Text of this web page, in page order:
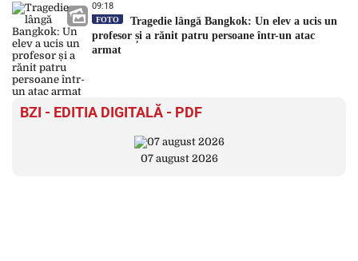
09:18
FOTO
Tragedie lângă Bangkok: Un elev a ucis un
profesor și a rănit patru persoane într-un atac
armat
BZI - EDITIA DIGITALĂ - PDF
07 august 2026